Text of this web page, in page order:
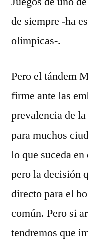
de siempre -ha
olímpicas-.
Pero el tándem
firme ante las
prevalencia de
para muchos
lo que suceda
pero la decisión
directo para el
común. Pero si
tendremos que